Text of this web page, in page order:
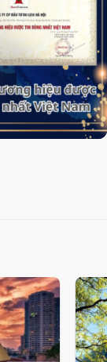
Add
to
wishlist